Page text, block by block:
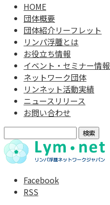
HOME
団体概要
団体紹介リーフレット
リンパ浮腫とは
お役立ち情報
イベント・セミナー情報
ネットワーク団体
リンネット活動実績
ニュースリリース
お問い合わせ
索:
Facebook
RSS